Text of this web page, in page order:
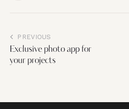
PREVIOUS
Exclusive photo app for
your projects